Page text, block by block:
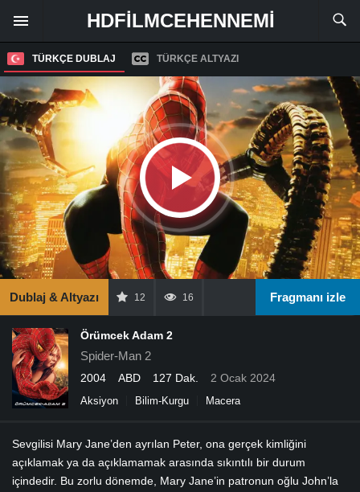
HDFILMCEHENNEMI
TÜRKÇE DUBLAJ TÜRKÇE ALTYAZI
Dublaj & Altyazı 12 16 Fragmanı izle
Örümcek Adam 2
Spider-Man 2
2004 ABD 127 Dak. 2 Ocak 2024
Aksiyon Bilim-Kurgu Macera
Sevgilisi Mary Jane’den ayrılan Peter, ona gerçek kimliğini
açıklamak ya da açıklamamak arasında sıkıntılı bir durum
içindedir. Bu zorlu dönemde, Mary Jane’in patronun oğlu John’la